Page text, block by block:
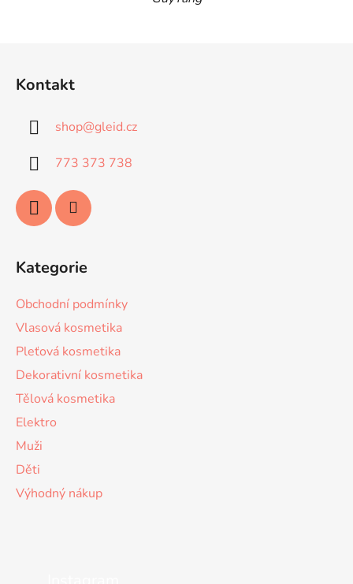
Kontakt
shop@gleid.cz
773 373 738
Kategorie
Obchodní podmínky
Vlasová kosmetika
Pleťová kosmetika
Dekorativní kosmetika
Tělová kosmetika
Elektro
Muži
Děti
Výhodný nákup